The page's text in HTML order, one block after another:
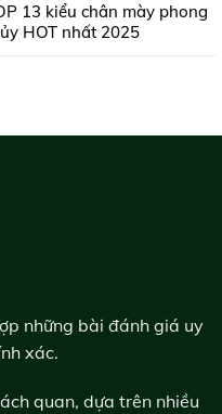
13 kiểu chân mày phong
HOT nhất 2025
những bài đánh giá uy
xác.
quan, dựa trên nhiều